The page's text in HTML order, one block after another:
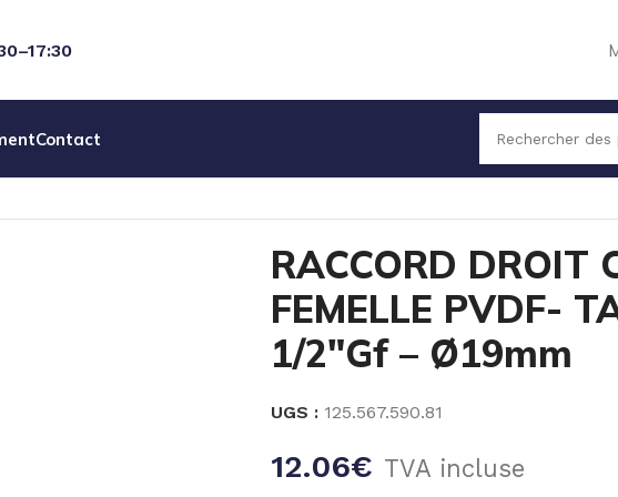
Contact
DROIT CANNELE FEMELLE PVDF- TARAUDE 1/2″Gf – Ø19mm
RACCORD DROIT
FEMELLE PVDF-
1/2″Gf – Ø19mm
UGS : 125.567.590.81
12.06€ TVA incluse